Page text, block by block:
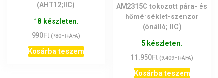
(AHT12;IIC)
18 készleten.
990Ft (780Ft+ÁFA)
Kosárba teszem
AM2315C tokozott pára- és
hőmérséklet-szenzor
(önálló; IIC)
5 készleten.
11.950Ft (9.409Ft+ÁFA)
Kosárba teszem